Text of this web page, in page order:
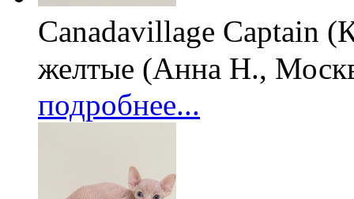
Canadavillage Captain
желтые (Анна Н.,
подробнее...